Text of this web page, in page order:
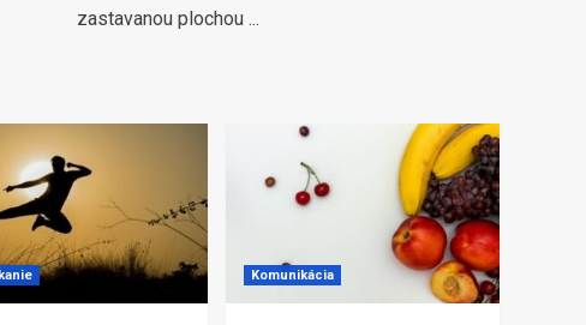
zastavanou plochou ...
Komunikácia